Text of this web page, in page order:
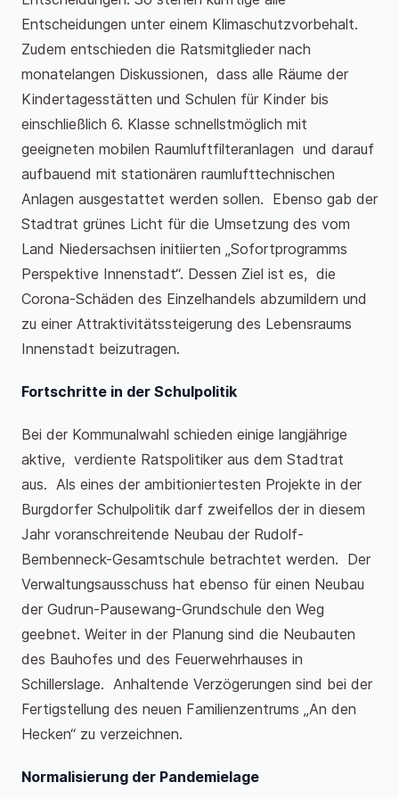
Entscheidungen unter einem Klimaschutzvorbehalt.
Zudem entschieden die Ratsmitglieder nach
monatelangen Diskussionen, dass alle Räume der
Kindertagesstätten und Schulen für Kinder bis
einschließlich 6. Klasse schnellstmöglich mit
geeigneten mobilen Raumluftfilteranlagen und darauf
aufbauend mit stationären raumlufttechnischen
Anlagen ausgestattet werden sollen. Ebenso gab der
Stadtrat grünes Licht für die Umsetzung des vom
Land Niedersachsen initiierten „Sofortprogramms
Perspektive Innenstadt“. Dessen Ziel ist es, die
Corona-Schäden des Einzelhandels abzumildern und
zu einer Attraktivitätssteigerung des Lebensraums
Innenstadt beizutragen.
Fortschritte in der Schulpolitik
Bei der Kommunalwahl schieden einige langjährige
aktive, verdiente Ratspolitiker aus dem Stadtrat
aus. Als eines der ambitioniertesten Projekte in der
Burgdorfer Schulpolitik darf zweifellos der in diesem
Jahr voranschreitende Neubau der Rudolf-
Bembenneck-Gesamtschule betrachtet werden. Der
Verwaltungsausschuss hat ebenso für einen Neubau
der Gudrun-Pausewang-Grundschule den Weg
geebnet. Weiter in der Planung sind die Neubauten
des Bauhofes und des Feuerwehrhauses in
Schillerslage. Anhaltende Verzögerungen sind bei der
Fertigstellung des neuen Familienzentrums „An den
Hecken“ zu verzeichnen.
Normalisierung der Pandemielage